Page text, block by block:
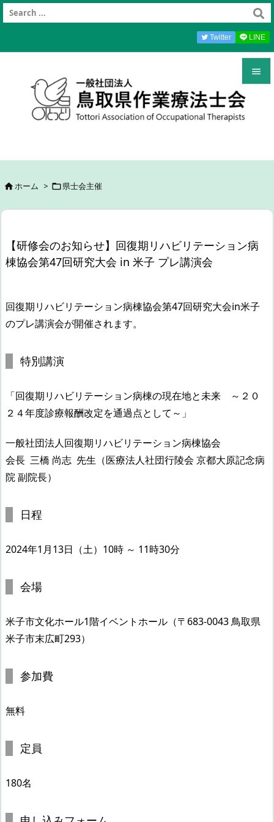


Twitter LINE
ホーム > 県士会主催
【研修会のお知らせ】回復期リハビリテーション病
棟協会第47回研究大会 in 米子 プレ講演会
回復期リハビリテーション病棟協会第47回研究大会in米子
のプレ講演会が開催されます。
特別講演
「回復期リハビリテーション病棟の現在地と未来 ～２０
２４年度診療報酬改定を通過点として～」
一般社団法人回復期リハビリテーション病棟協会
会長 三橋 尚志 先生（医療法人社団行陵会 京都大原記念病
院 副院長）
日程
2024年1月13日（土）10時 ～ 11時30分
会場
米子市文化ホール1階イベントホール（〒683-0043 鳥取県
米子市末広町293）
参加費
無料
定員
180名